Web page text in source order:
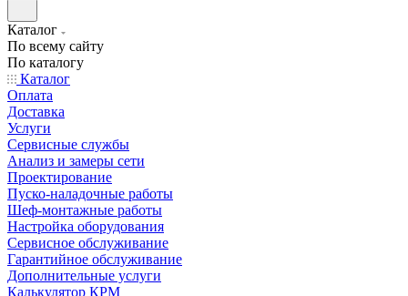
Каталог
По всему сайту
По каталогу
Каталог
Оплата
Доставка
Услуги
Сервисные службы
Анализ и замеры сети
Проектирование
Пуско-наладочные работы
Шеф-монтажные работы
Настройка оборудования
Сервисное обслуживание
Гарантийное обслуживание
Дополнительные услуги
Калькулятор КРМ